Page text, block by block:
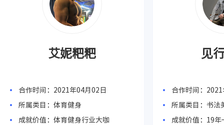
艾妮粑粑
合作时间：2021年04月02日
所属类目：体育健身
成就价值：体育健身行业大咖
见
合作时间：
所属类目：书法
成就价值：19年